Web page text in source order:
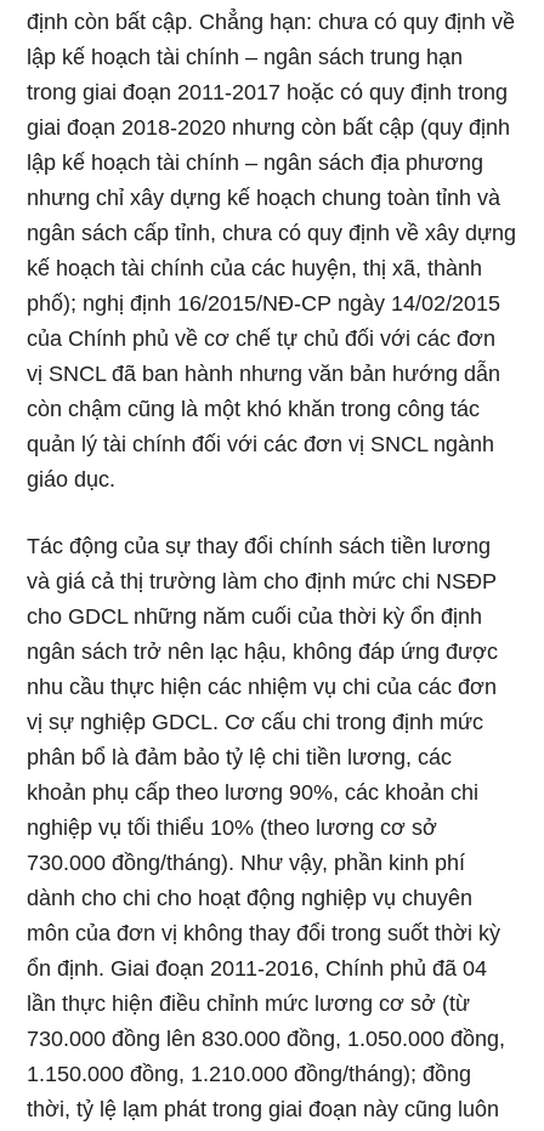
định còn bất cập. Chẳng hạn: chưa có quy định về
lập kế hoạch tài chính – ngân sách trung hạn
trong giai đoạn 2011-2017 hoặc có quy định trong
giai đoạn 2018-2020 nhưng còn bất cập (quy định
lập kế hoạch tài chính – ngân sách địa phương
nhưng chỉ xây dựng kế hoạch chung toàn tỉnh và
ngân sách cấp tỉnh, chưa có quy định về xây dựng
kế hoạch tài chính của các huyện, thị xã, thành
phố); nghị định 16/2015/NĐ-CP ngày 14/02/2015
của Chính phủ về cơ chế tự chủ đối với các đơn
vị SNCL đã ban hành nhưng văn bản hướng dẫn
còn chậm cũng là một khó khăn trong công tác
quản lý tài chính đối với các đơn vị SNCL ngành
giáo dục.
Tác động của sự thay đổi chính sách tiền lương
và giá cả thị trường làm cho định mức chi NSĐP
cho GDCL những năm cuối của thời kỳ ổn định
ngân sách trở nên lạc hậu, không đáp ứng được
nhu cầu thực hiện các nhiệm vụ chi của các đơn
vị sự nghiệp GDCL. Cơ cấu chi trong định mức
phân bổ là đảm bảo tỷ lệ chi tiền lương, các
khoản phụ cấp theo lương 90%, các khoản chi
nghiệp vụ tối thiểu 10% (theo lương cơ sở
730.000 đồng/tháng). Như vậy, phần kinh phí
dành cho chi cho hoạt động nghiệp vụ chuyên
môn của đơn vị không thay đổi trong suốt thời kỳ
ổn định. Giai đoạn 2011-2016, Chính phủ đã 04
lần thực hiện điều chỉnh mức lương cơ sở (từ
730.000 đồng lên 830.000 đồng, 1.050.000 đồng,
1.150.000 đồng, 1.210.000 đồng/tháng); đồng
thời, tỷ lệ lạm phát trong giai đoạn này cũng luôn